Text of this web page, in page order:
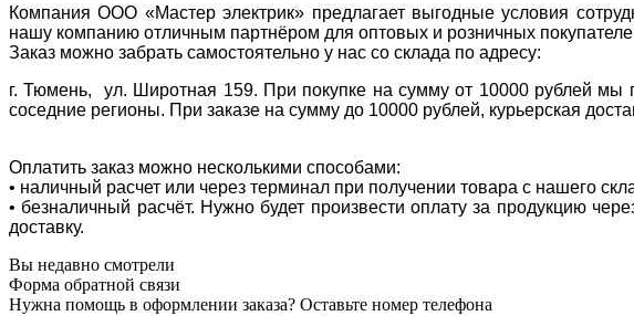
Компания ООО «Мастер электрик» предлагает выгодные условия
нашу компанию отличным партнёром для оптовых и розничных
Заказ можно забрать самостоятельно у нас со склада по адресу:
г. Тюмень, ул. Широтная 159. При покупке на сумму от 10000 рублей мы
соседние регионы. При заказе на сумму до 10000 рублей, курьерская
Оплатить заказ можно несколькими способами:
• наличный расчет или через терминал при получении товара с нашего
• безналичный расчёт. Нужно будет произвести оплату за продукцию
доставку.
Вы недавно смотрели
Форма обратной связи
Нужна помощь в оформлении заказа? Оставьте номер телефона